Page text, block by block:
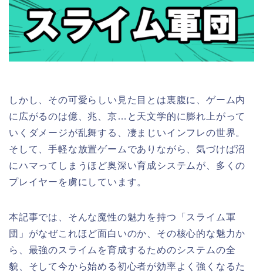
しかし、その可愛らしい見た目とは裏腹に、ゲーム内
に広がるのは億、兆、京…と天文学的に膨れ上がって
いくダメージが乱舞する、凄まじいインフレの世界。
そして、手軽な放置ゲームでありながら、気づけば沼
にハマってしまうほど奥深い育成システムが、多くの
プレイヤーを虜にしています。
本記事では、そんな魔性の魅力を持つ「スライム軍
団」がなぜこれほど面白いのか、その核心的な魅力か
ら、最強のスライムを育成するためのシステムの全
貌、そして今から始める初心者が効率よく強くなるた